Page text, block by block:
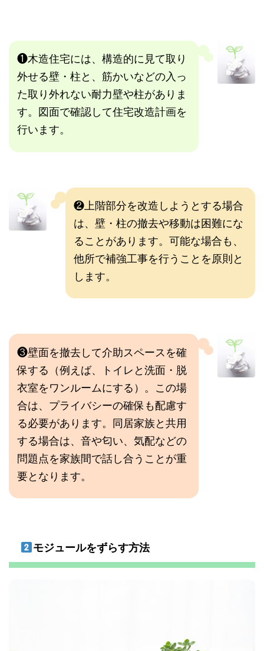
❶木造住宅には、構造的に見て取り
外せる壁・柱と、筋かいなどの入っ
た取り外れない耐力壁や柱がありま
す。図面で確認して住宅改造計画を
行います。
❷上階部分を改造しようとする場合
は、壁・柱の撤去や移動は困難にな
ることがあります。可能な場合も、
他所で補強工事を行うことを原則と
します。
❸壁面を撤去して介助スペースを確
保する（例えば、トイレと洗面・脱
衣室をワンルームにする）。この場
合は、プライバシーの確保も配慮す
る必要があります。同居家族と共用
する場合は、音や匂い、気配などの
問題点を家族間で話し合うことが重
要となります。
モジュールをずらす方法